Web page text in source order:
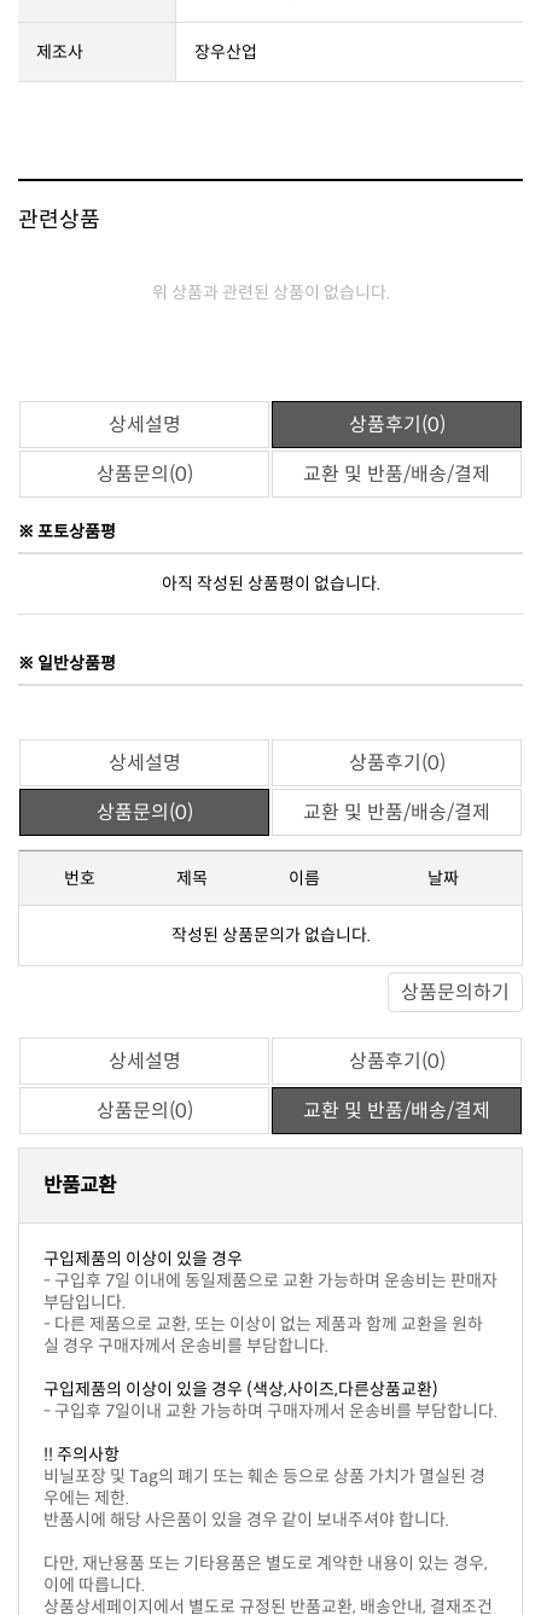
제조사 장우산업
관련상품
위 상품과 관련된 상품이 없습니다.
상세설명
상품후기(0)
상품문의(0)
교환 및 반품/배송/결제
※ 포토상품평
아직 작성된 상품평이 없습니다.
※ 일반상품평
상세설명
상품후기(0)
상품문의(0)
교환 및 반품/배송/결제
번호 제목 이름 날짜
작성된 상품문의가 없습니다.
상품문의하기
상세설명
상품후기(0)
상품문의(0)
교환 및 반품/배송/결제
반품교환
구입제품의 이상이 있을 경우
부담입니다.
실 경우 구매자께서 운송비를 부담합니다.
구입제품의 이상이 있을 경우 (색상,사이즈,다른상품교환)
- 구입후 7일이내 교환 가능하며 구매자께서 운송비를 부담합니다.
!! 주의사항
우에는 제한.
반품시에 해당 사은품이 있을 경우 같이 보내주셔야 합니다.
이에 따릅니다.